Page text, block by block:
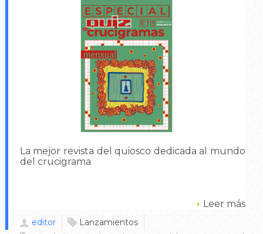
La mejor revista del quiosco dedicada al mundo
del crucigrama
Leer más
editor
Lanzamientos